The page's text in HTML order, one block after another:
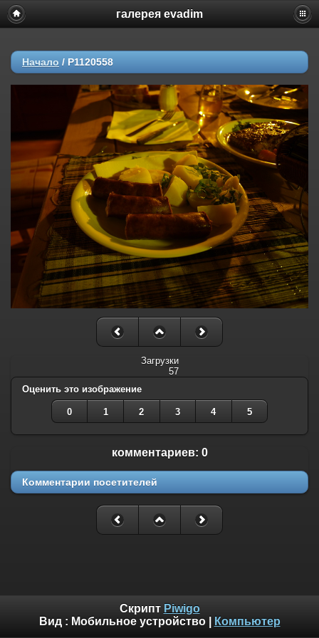
галерея evadim
Начало / P1120558
Загрузки
57
Оценить это изображение
0 1 2 3 4 5
комментариев: 0
Комментарии посетителей
Скрипт Piwigo
Вид : Мобильное устройство| Компьютер